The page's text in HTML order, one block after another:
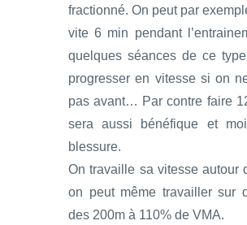
fractionné. On peut par
vite 6 min pendant
quelques séances de ce
progresser en vitesse si on
pas avant… Par contre faire
sera aussi bénéfique et
blessure.
On travaille sa vitesse autour
on peut même travailler sur
des 200m à 110% de VMA.